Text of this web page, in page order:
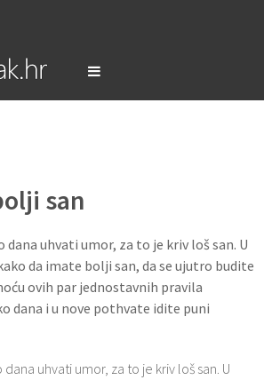
san
dana uhvati umor, za to je kriv loš san. U
da imate bolji san, da se ujutro budite
ovih par jednostavnih pravila
dana i u nove pothvate idite puni
uhvati umor, za to je kriv loš san. U